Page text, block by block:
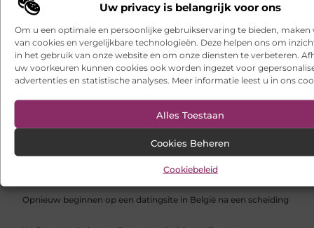
Uw privacy is belangrijk voor ons
Om u een optimale en persoonlijke gebruikservaring te bieden, maken
van cookies en vergelijkbare technologieën. Deze helpen ons om
in het gebruik van onze website en om onze diensten te verbeteren.
uw voorkeuren kunnen cookies ook worden ingezet voor
advertenties en statistische analyses. Meer informatie leest u in ons
Alles Toestaan
Cookies Beheren
Cookiebeleid
Ontdek het gemak van online vlees bestellen
Wielen kopen voor een soepel functionerende fotostudio
Uw kelder verbouwen met een duurzame gietvloer in Brabant
Hoe webshop SEO werkt en waarom het vanaf dag één telt
Koelkast en vriezer verhuizen doe je zo
Opnieuw beginnen op een datingsite in België na een scheiding